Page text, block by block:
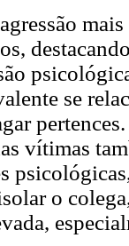
se
vítimas
o